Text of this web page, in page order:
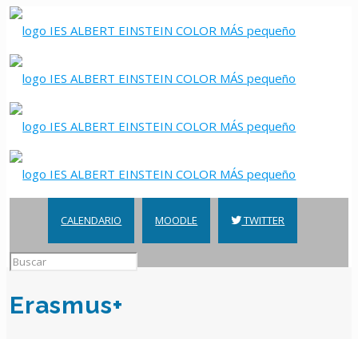
CALENDARIO MOODLE TWITTER
Erasmus+